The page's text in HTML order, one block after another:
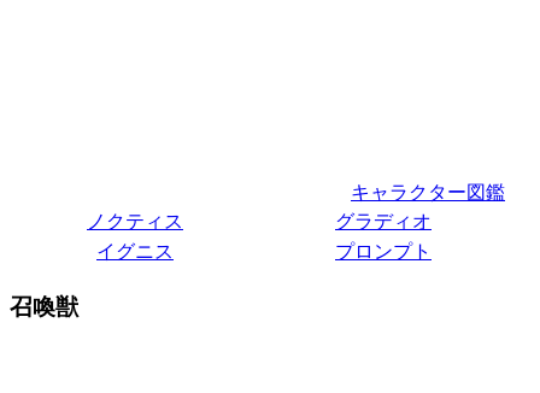
キャラクター図鑑
ノクティス
グラディオ
イグニス
プロンプト
召喚獣